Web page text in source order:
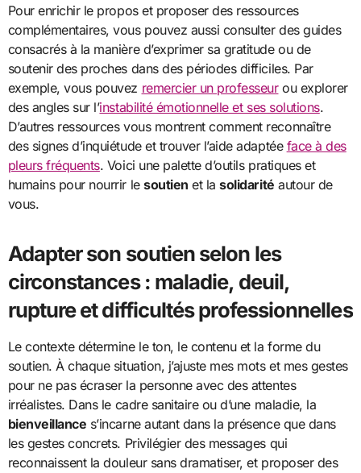
Pour enrichir le propos et proposer des ressources
complémentaires, vous pouvez aussi consulter des guides
consacrés à la manière d’exprimer sa gratitude ou de
soutenir des proches dans des périodes difficiles. Par
exemple, vous pouvez remercier un professeurou explorer
des angles sur l’instabilité émotionnelle et ses solutions.
D’autres ressources vous montrent comment reconnaître
des signes d’inquiétude et trouver l’aide adaptée face à des
pleurs fréquents. Voici une palette d’outils pratiques et
humains pour nourrir lesoutien et lasolidarité autour de
vous.
Adapter son soutien selon les
circonstances : maladie, deuil,
rupture et difficultés professionnelles
Le contexte détermine le ton, le contenu et la forme du
soutien. À chaque situation, j’ajuste mes mots et mes gestes
pour ne pas écraser la personne avec des attentes
irréalistes. Dans le cadre sanitaire ou d’une maladie, la
bienveillance s’incarne autant dans la présence que dans
les gestes concrets. Privilégier des messages qui
reconnaissent la douleur sans dramatiser, et proposer des